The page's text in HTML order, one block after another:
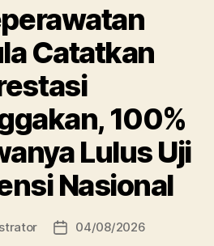
Catatkan
100%
Lulus Uji
Nasional
Post04/08/2026